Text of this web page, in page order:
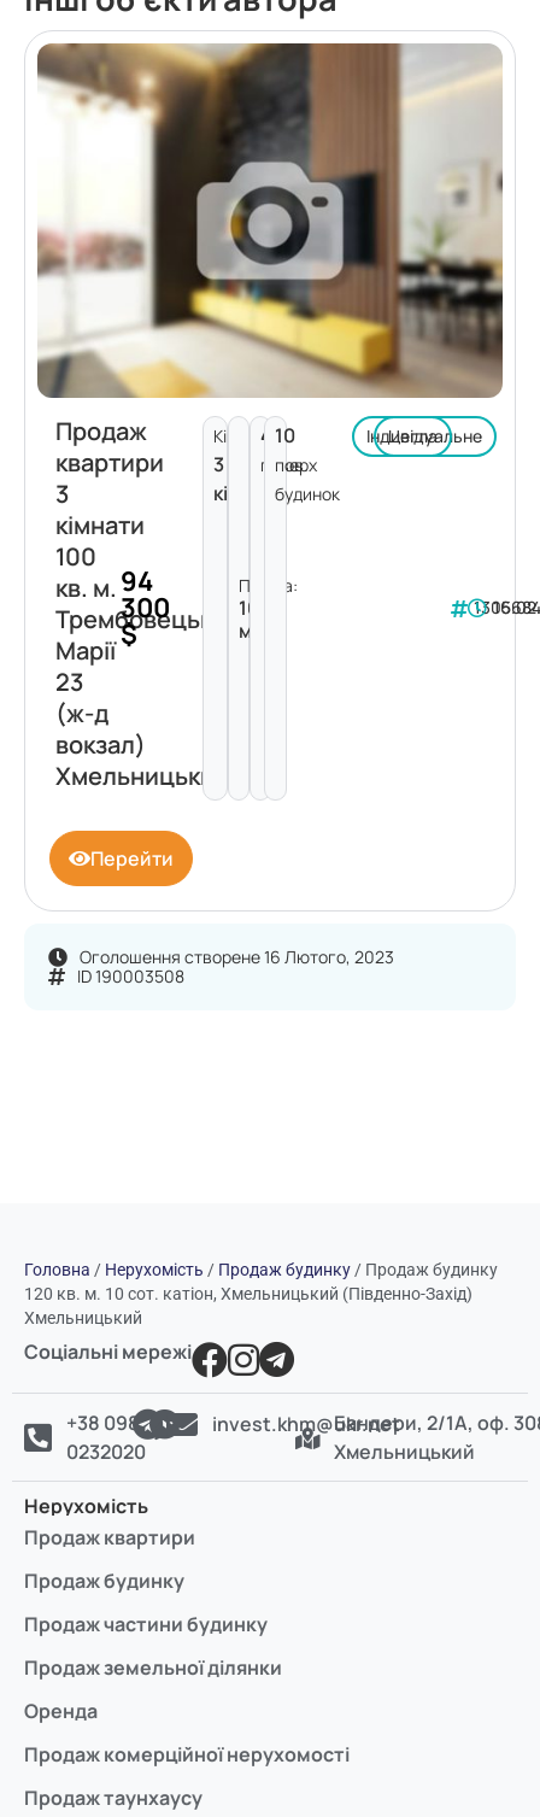
Оголошення створене 16 Лютого, 2023
ID 190003508
Продаж
квартири
3
кімнати
100
кв. м.
Трембовецької
Марії
23
(ж-д
вокзал)
Хмельницький
94
300
$
Кімнат:
3
кімнати
Площа:
100
м²
4
поверх
10
пов.
будинок
Індивідуальне
Цегла
Перейти
Головна / Нерухомість / Продаж будинку / Продаж будинку
120 кв. м. 10 сот. катіон, Хмельницький (Південно-Захід)
Хмельницький
Соціальні мережі
+38 098
0232020
invest.khm@ukr.netБандери, 2/1А, оф.
Хмельницький
Нерухомість
Продаж квартири
Продаж будинку
Продаж частини будинку
Продаж земельної ділянки
Оренда
Продаж комерційної нерухомості
Продаж таунхаусу